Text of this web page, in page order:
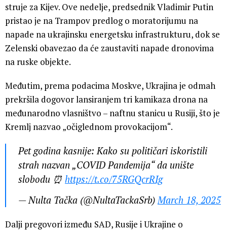
struje za Kijev. Ove nedelje, predsednik Vladimir Putin
pristao je na Trampov predlog o moratorijumu na
napade na ukrajinsku energetsku infrastrukturu, dok se
Zelenski obavezao da će zaustaviti napade dronovima
na ruske objekte.
Međutim, prema podacima Moskve, Ukrajina je odmah
prekršila dogovor lansiranjem tri kamikaza drona na
međunarodno vlasništvo – naftnu stanicu u Rusiji, što je
Kremlj nazvao „očiglednom provokacijom“.
Pet godina kasnije: Kako su političari iskoristili
strah nazvan „COVID Pandemija“ da unište
slobodu ⏰ https://t.co/75RGQcrRIg
— Nulta Tačka (@NultaTackaSrb) March 18, 2025
Dalji pregovori između SAD, Rusije i Ukrajine o